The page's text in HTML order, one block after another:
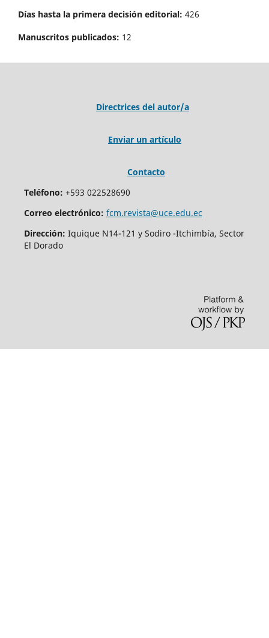
Días hasta la primera decisión editorial: 426
Manuscritos publicados: 12
Directrices del autor/a
Enviar un artículo
Contacto
Teléfono: +593 022528690
Correo electrónico: fcm.revista@uce.edu.ec
Dirección: Iquique N14-121 y Sodiro -Itchimbía, Sector
El Dorado